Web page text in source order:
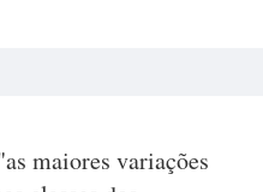
maiores variações